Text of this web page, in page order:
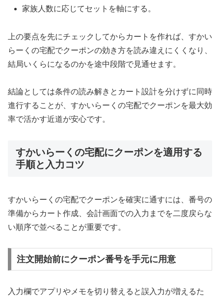
家族人数に応じてセットを軸にする。
上の要点を先にチェックしてからカートを作れば、すかい
らーくの宅配でクーポンの効き方を読み違えにくくなり、
結局いくらになるのかを途中段階で見通せます。
結論としては条件の読み解きとカート設計を分けずに同時
進行することが、すかいらーくの宅配でクーポンを最大効
率で活かす近道が安心です。
すかいらーくの宅配にクーポンを適用する
手順と入力コツ
すかいらーくの宅配でクーポンを確実に通すには、番号の
準備からカート作成、会計画面での入力までを二度戻らな
い順序で並べることが重要です。
注文開始前にクーポン番号を手元に用意
入力欄でアプリやメモを切り替えると誤入力が増えるた